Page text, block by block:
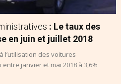
: Le taux des
en juin et juillet 2018
l’utilisation des voitures
janvier et mai 2018 à 3,6%